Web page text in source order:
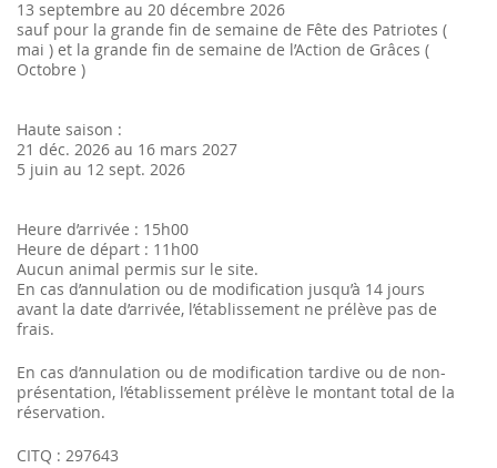
13 septembre au 20 décembre 2026
sauf pour la grande fin de semaine de Fête des Patriotes (
mai ) et la grande fin de semaine de l’Action de Grâces (
Octobre )
Haute saison :
21 déc. 2026 au 16 mars 2027
5 juin au 12 sept. 2026
Heure d’arrivée : 15h00
Heure de départ : 11h00
Aucun animal permis sur le site.
En cas d’annulation ou de modification jusqu’à 14 jours
avant la date d’arrivée, l’établissement ne prélève pas de
frais.
En cas d’annulation ou de modification tardive ou de non-
présentation, l’établissement prélève le montant total de la
réservation.
CITQ : 297643